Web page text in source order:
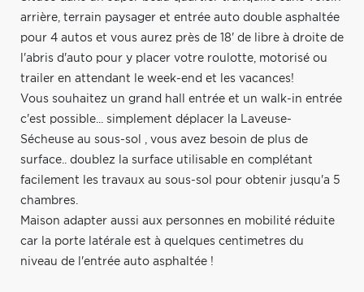
arrière, terrain paysager et entrée auto double asphaltée
pour 4 autos et vous aurez près de 18' de libre à droite de
l'abris d'auto pour y placer votre roulotte, motorisé ou
trailer en attendant le week-end et les vacances!
Vous souhaitez un grand hall entrée et un walk-in entrée
c'est possible... simplement déplacer la Laveuse-
Sécheuse au sous-sol , vous avez besoin de plus de
surface.. doublez la surface utilisable en complétant
facilement les travaux au sous-sol pour obtenir jusqu'a 5
chambres.
Maison adapter aussi aux personnes en mobilité réduite
car la porte latérale est à quelques centimetres du
niveau de l'entrée auto asphaltée !